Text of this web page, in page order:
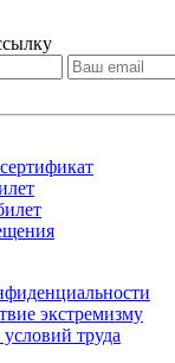
экстремизму
труда